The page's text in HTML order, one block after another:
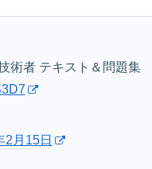
術者 テキスト＆問題集
2月15日